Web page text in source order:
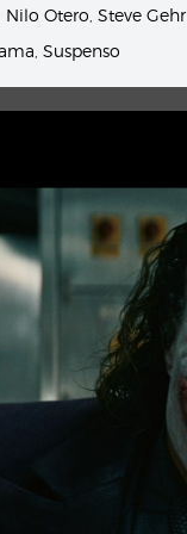
Nilo Otero ,Steve
,Suspenso